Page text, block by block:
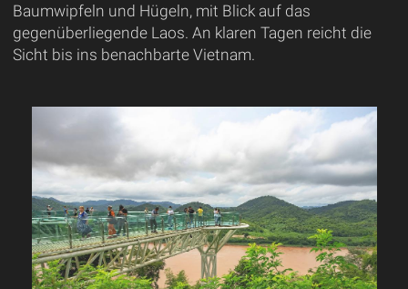
Baumwipfeln und Hügeln, mit Blick auf das
gegenüberliegende Laos. An klaren Tagen reicht die
Sicht bis ins benachbarte Vietnam.